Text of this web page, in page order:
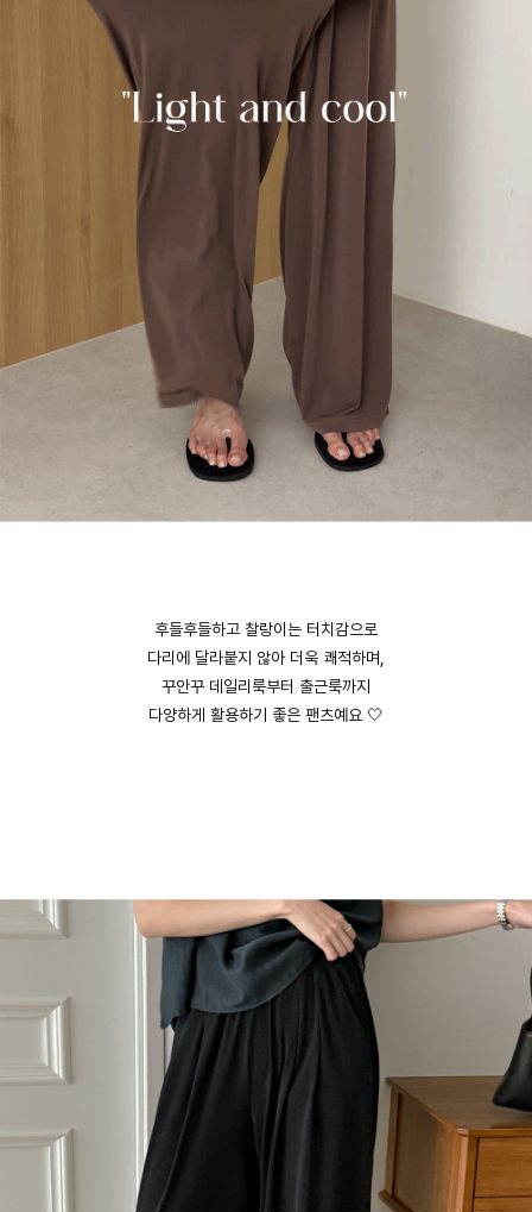
후들후들하고 찰랑이는 터치감으로
다리에 달라붙지 않아 더욱 쾌적하며,
꾸안꾸 데일리룩부터 출근룩까지
다양하게 활용하기 좋은 팬츠예요 🤍